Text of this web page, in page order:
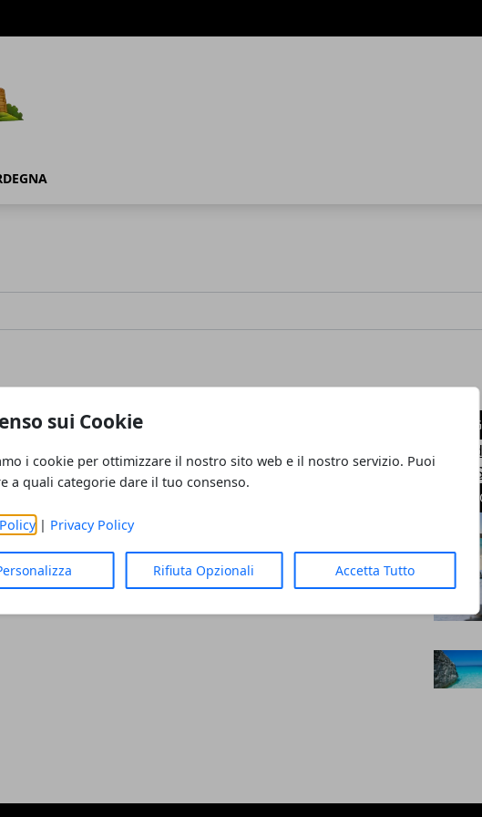
sui Cookie
i cookie per ottimizzare il nostro sito web e il nostro servizio. Puoi
a quali categorie dare il tuo consenso.
| Privacy Policy
Rifiuta Opzionali Accetta Tutto
nel nostro blog
chiave per trovare articoli interessanti.
In
News